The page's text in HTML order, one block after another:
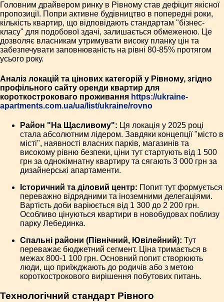
Головним драйвером ринку в Рівному став дефіцит якісної
пропозиції. Попри активне будівництво в попередні роки,
кількість квартир, що відповідають стандартам "бізнес-
класу" для подобової здачі, залишається обмеженою. Це
дозволяє власникам утримувати високу планку цін та
забезпечувати заповнюваність на рівні 80-85% протягом
усього року.
Аналіз локацій та цінових категорій у Рівному, згідно
профільного сайту оренди квартир для
короткостроковаго проживання https://ukraine-
apartments.com.ua/ua/list/ukraine/rovno
Район "На Щасливому": Ця локація у 2025 році
стала абсолютним лідером. Завдяки концепції "місто в
місті", наявності власних парків, магазинів та
високому рівню безпеки, ціни тут стартують від 1 500
грн за однокімнатну квартиру та сягають 3 000 грн за
дизайнерські апартаменти.
Історичний та діловий центр: Попит тут формується
переважно відрядними та іноземними делегаціями.
Вартість доби варіюється від 1 300 до 2 200 грн.
Особливо цінуються квартири в новобудовах поблизу
парку Лебединка.
Спальні райони (Північний, Ювілейний): Тут
переважає бюджетний сегмент. Ціна тримається в
межах 800-1 100 грн. Основний попит створюють
люди, що приїжджають до родичів або з метою
короткострокового вирішення побутових питань.
Технологічний стандарт Рівного